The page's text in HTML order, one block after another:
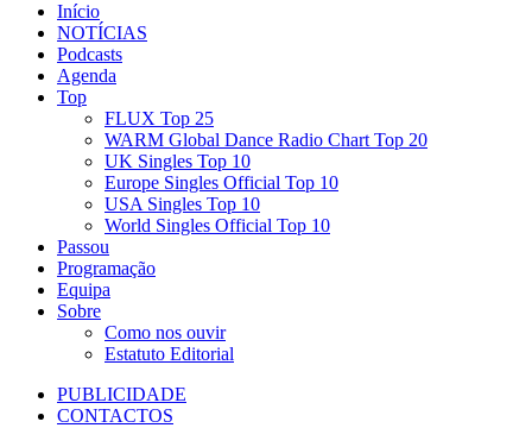
Início
NOTÍCIAS
Podcasts
Agenda
Top
FLUX Top 25
WARM Global Dance Radio Chart Top 20
UK Singles Top 10
Europe Singles Official Top 10
USA Singles Top 10
World Singles Official Top 10
Passou
Programação
Equipa
Sobre
Como nos ouvir
Estatuto Editorial
PUBLICIDADE
CONTACTOS